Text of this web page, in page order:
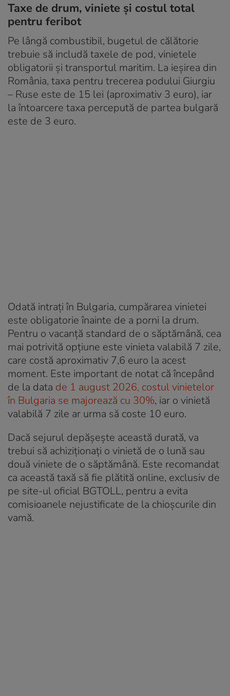
Taxe de drum, viniete și costul total
pentru feribot
Pe lângă combustibil, bugetul de călătorie
trebuie să includă taxele de pod, vinietele
obligatorii și transportul maritim. La ieșirea din
România, taxa pentru trecerea podului Giurgiu
– Ruse este de 15 lei (aproximativ 3 euro), iar
la întoarcere taxa percepută de partea bulgară
este de 3 euro.
Odată intrați în Bulgaria, cumpărarea vinietei
este obligatorie înainte de a porni la drum.
Pentru o vacanță standard de o săptămână, cea
mai potrivită opțiune este vinieta valabilă 7 zile,
care costă aproximativ 7,6 euro la acest
moment. Este important de notat că începând
de la data de 1 august 2026, costul vinietelor
în Bulgaria se majorează cu 30%, iar o vinietă
valabilă 7 zile ar urma să coste 10 euro.
Dacă sejurul depășește această durată, va
trebui să achiziționați o vinietă de o lună sau
două viniete de o săptămână. Este recomandat
ca această taxă să fie plătită online, exclusiv de
pe site-ul oficial BGTOLL, pentru a evita
comisioanele nejustificate de la chioșcurile din
vamă.